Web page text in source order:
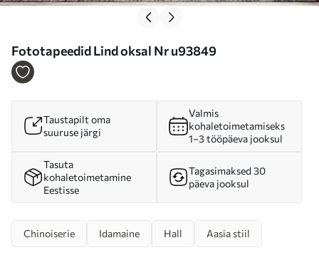
Fototapeedid Lind oksal Nr u93849
Taustapilt oma
suuruse järgi
Valmis
kohaletoimetamiseks
1–3 tööpäeva jooksul
Tasuta
kohaletoimetamine
Eestisse
Tagasimaksed 30
päeva jooksul
Chinoiserie Idamaine Hall Aasia stiil